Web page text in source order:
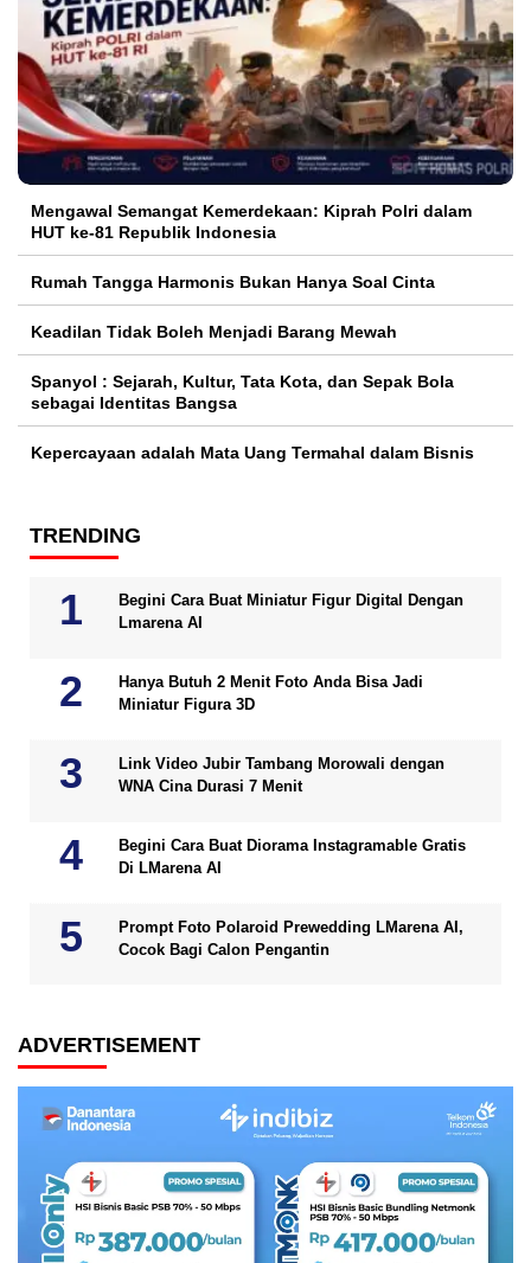
Mengawal Semangat Kemerdekaan: Kiprah Polri dalam
HUT ke-81 Republik Indonesia
Rumah Tangga Harmonis Bukan Hanya Soal Cinta
Keadilan Tidak Boleh Menjadi Barang Mewah
Spanyol : Sejarah, Kultur, Tata Kota, dan Sepak Bola
sebagai Identitas Bangsa
Kepercayaan adalah Mata Uang Termahal dalam Bisnis
TRENDING
Begini Cara Buat Miniatur Figur Digital Dengan
Lmarena AI
Hanya Butuh 2 Menit Foto Anda Bisa Jadi
Miniatur Figura 3D
Link Video Jubir Tambang Morowali dengan
WNA Cina Durasi 7 Menit
Begini Cara Buat Diorama Instagramable Gratis
Di LMarena AI
Prompt Foto Polaroid Prewedding LMarena AI,
Cocok Bagi Calon Pengantin
ADVERTISEMENT